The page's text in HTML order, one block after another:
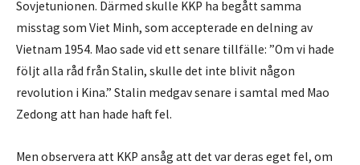
Sovjetunionen. Därmed skulle KKP ha begått samma
misstag som Viet Minh, som accepterade en delning av
Vietnam 1954. Mao sade vid ett senare tillfälle: ”Om vi hade
följt alla råd från Stalin, skulle det inte blivit någon
revolution i Kina.” Stalin medgav senare i samtal med Mao
Zedong att han hade haft fel.
Men observera att KKP ansåg att det var deras eget fel, om